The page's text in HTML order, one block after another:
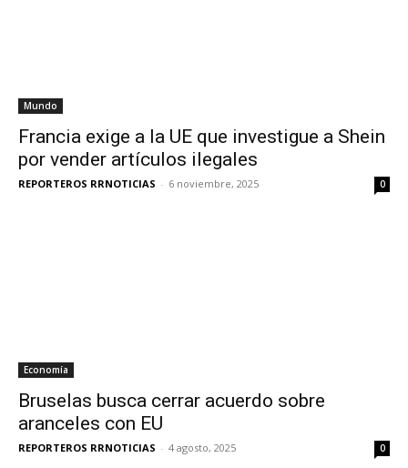
Mundo
Francia exige a la UE que investigue a Shein
por vender artículos ilegales
REPORTEROS RRNOTICIAS - 6 noviembre, 2025 0
Economía
Bruselas busca cerrar acuerdo sobre
aranceles con EU
REPORTEROS RRNOTICIAS - 4 agosto, 2025 0